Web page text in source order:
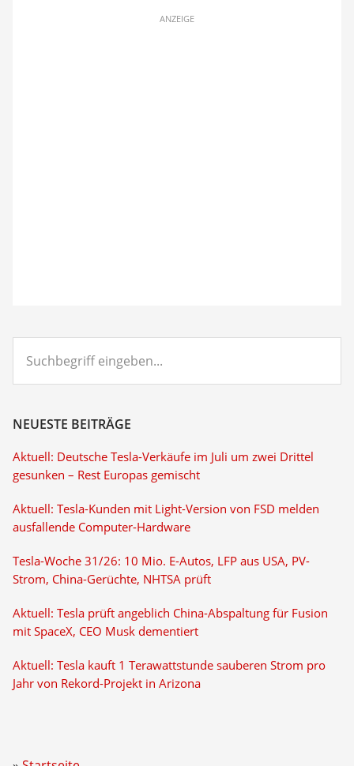
ANZEIGE
eingeben...
NEUESTE BEITRÄGE
Aktuell: Deutsche Tesla-Verkäufe im Juli um zwei Drittel
gesunken – Rest Europas gemischt
Aktuell: Tesla-Kunden mit Light-Version von FSD melden
ausfallende Computer-Hardware
Tesla-Woche 31/26: 10 Mio. E-Autos, LFP aus USA, PV-
Strom, China-Gerüchte, NHTSA prüft
Aktuell: Tesla prüft angeblich China-Abspaltung für Fusion
mit SpaceX, CEO Musk dementiert
Aktuell: Tesla kauft 1 Terawattstunde sauberen Strom pro
Jahr von Rekord-Projekt in Arizona